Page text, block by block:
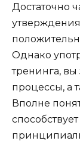
Достаточно
Однако
тренинга, вы
процессы, а
Вполне